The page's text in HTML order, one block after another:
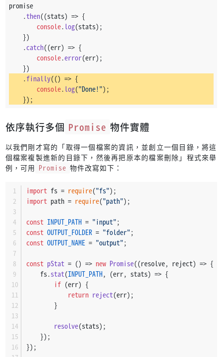
promise
    .
then((stats) => {
console. log(stats);
    })
    .
catch((err) => {
console.error(err);
    })
    .
finally(() => {
console. log("Done!");
    });
依序執行多個 Promise 物件實體
以我們剛才寫的「取得一個檔案的資訊，並創立一個目錄，將這
個檔案複製進新的目錄下，然後再把原本的檔案刪除」程式來舉
例，可用 Promise 物件改寫如下：
import fs = require("fs");
import path = require("path");
const INPUT_PATH = "input";
const OUTPUT_FOLDER = "folder";
const OUTPUT_NAME = "output";
const pStat = () => new Promise((resolve, reject) => {
    fs.
stat(INPUT_PATH, (err, stats) => {
if (err) {
return reject(err);
        }
resolve(stats);
    });
});